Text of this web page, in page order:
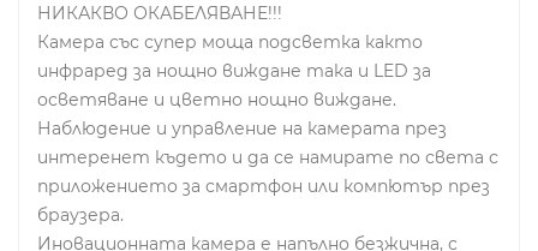
НИКАКВО ОКАБЕЛЯВАНЕ!!!
Камера със супер моща подсветка както
инфраред за нощно виждане така и LED за
осветяване и цветно нощно виждане.
Наблюдение и управление на камерата през
интеренет където и да се намирате по света с
приложението за смартфон или компютър през
браузера.
Иновационната камера е напълно безжична, с